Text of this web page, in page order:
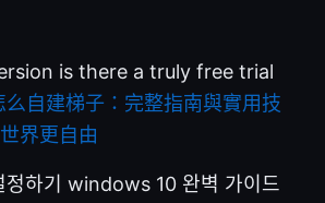
is there a truly free trial
么自建梯子：完整指南與實用技
界更自由
하기 windows 10 완벽 가이드